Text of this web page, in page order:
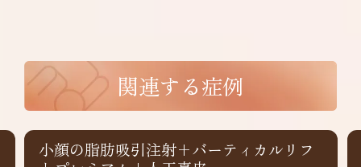
関連する症例
ィカルリフ
バーティカルリフトプレミアム